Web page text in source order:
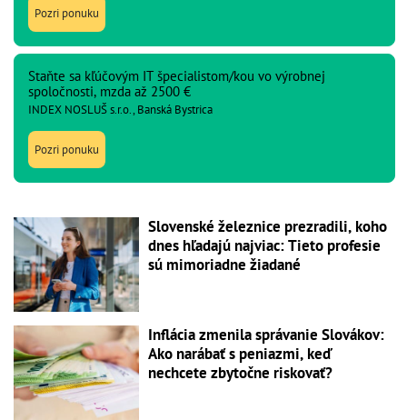
Pozri ponuku
Staňte sa kľúčovým IT špecialistom/kou vo výrobnej
spoločnosti, mzda až 2500 €
INDEX NOSLUŠ s.r.o., Banská Bystrica
Pozri ponuku
Slovenské železnice prezradili, koho
dnes hľadajú najviac: Tieto profesie
sú mimoriadne žiadané
Inflácia zmenila správanie Slovákov:
Ako narábať s peniazmi, keď
nechcete zbytočne riskovať?